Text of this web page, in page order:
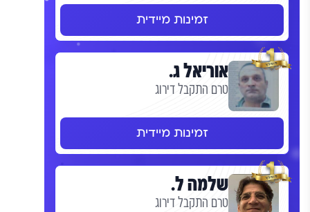
זמינות מיידית
אוריאל ג.
טרם התקבל דירוג
זמינות מיידית
שלמה ל.
טרם התקבל דירוג